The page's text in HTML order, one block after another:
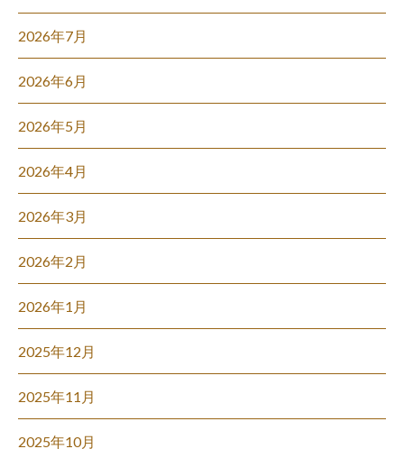
2026年7月
2026年6月
2026年5月
2026年4月
2026年3月
2026年2月
2026年1月
2025年12月
2025年11月
2025年10月